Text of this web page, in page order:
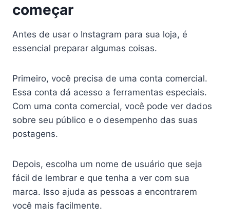
começar
Antes de usar o Instagram para sua loja, é
essencial preparar algumas coisas.
Primeiro, você precisa de uma conta comercial.
Essa conta dá acesso a ferramentas especiais.
Com uma conta comercial, você pode ver dados
sobre seu público e o desempenho das suas
postagens.
Depois, escolha um nome de usuário que seja
fácil de lembrar e que tenha a ver com sua
marca. Isso ajuda as pessoas a encontrarem
você mais facilmente.